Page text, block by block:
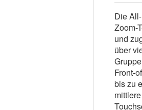
Die
Zoom-
und
über
Front-
bis zu